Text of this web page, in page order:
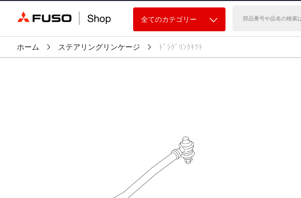
全てのカテゴリー
ホーム ステアリングリンケージ ﾄﾞﾗｸﾞﾘﾝｸｷﾂﾄ